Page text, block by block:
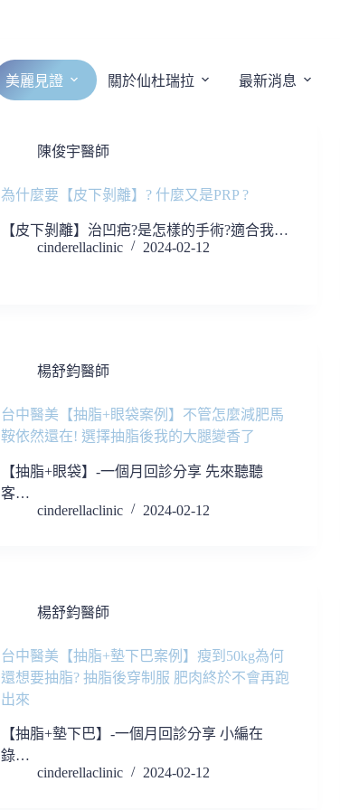
美麗見證 關於仙杜瑞拉 最新消息
陳俊宇醫師
為什麼要【皮下剝離】? 什麼又是PRP ?
【皮下剝離】治凹疤?是怎樣的手術?適合我…
cinderellaclinic
2024-02-12
楊舒鈞醫師
台中醫美【抽脂+眼袋案例】不管怎麼減肥馬
鞍依然還在! 選擇抽脂後我的大腿變香了
【抽脂+眼袋】-一個月回診分享 先來聽聽
客…
cinderellaclinic
2024-02-12
楊舒鈞醫師
台中醫美【抽脂+墊下巴案例】瘦到50kg為何
還想要抽脂? 抽脂後穿制服 肥肉終於不會再跑
出來
【抽脂+墊下巴】-一個月回診分享 小編在
錄…
cinderellaclinic
2024-02-12